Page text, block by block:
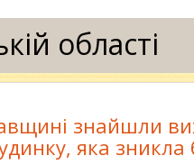
області
знайшли
яка зникла